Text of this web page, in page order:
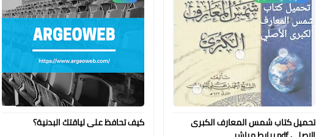
تحميل كتاب شمس المعارف الكبرى
كيف تحافظ على لياقتك البدنية؟